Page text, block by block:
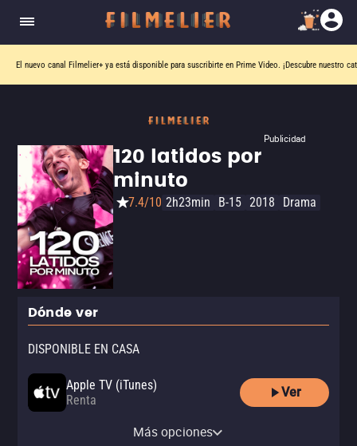
El nuevo canal Filmelier+ ya está disponible para suscribirte en Prime Video. ¡Descubre nuestro
Publicidad
120 latidos por
minuto
7.4/10 2h23min B-15 2018 Drama
Dónde ver
DISPONIBLE EN CASA
Apple TV (iTunes)
Renta
Ver
Más opciones